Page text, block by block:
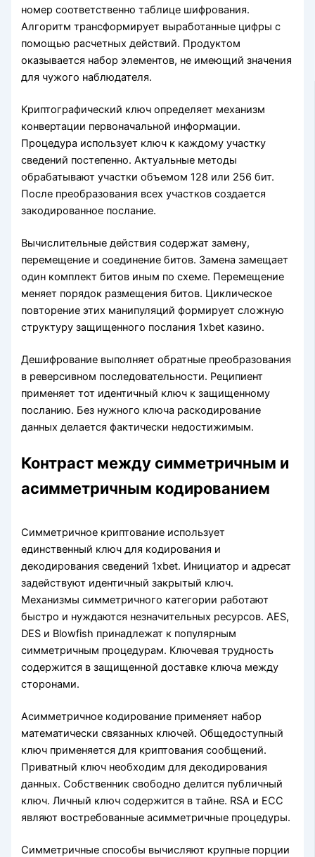
номер соответственно таблице шифрования.
Алгоритм трансформирует выработанные цифры с
помощью расчетных действий. Продуктом
оказывается набор элементов, не имеющий значения
для чужого наблюдателя.
Криптографический ключ определяет механизм
конвертации первоначальной информации.
Процедура использует ключ к каждому участку
сведений постепенно. Актуальные методы
обрабатывают участки объемом 128 или 256 бит.
После преобразования всех участков создается
закодированное послание.
Вычислительные действия содержат замену,
перемещение и соединение битов. Замена замещает
один комплект битов иным по схеме. Перемещение
меняет порядок размещения битов. Циклическое
повторение этих манипуляций формирует сложную
структуру защищенного послания 1xbet казино.
Дешифрование выполняет обратные преобразования
в реверсивном последовательности. Реципиент
применяет тот идентичный ключ к защищенному
посланию. Без нужного ключа раскодирование
данных делается фактически недостижимым.
Контраст между симметричным и
асимметричным кодированием
Симметричное криптование использует
единственный ключ для кодирования и
декодирования сведений 1xbet. Инициатор и адресат
задействуют идентичный закрытый ключ.
Механизмы симметричного категории работают
быстро и нуждаются незначительных ресурсов. AES,
DES и Blowfish принадлежат к популярным
симметричным процедурам. Ключевая трудность
содержится в защищенной доставке ключа между
сторонами.
Асимметричное кодирование применяет набор
математически связанных ключей. Общедоступный
ключ применяется для криптования сообщений.
Приватный ключ необходим для декодирования
данных. Собственник свободно делится публичный
ключ. Личный ключ содержится в тайне. RSA и ECC
являют востребованные асимметричные процедуры.
Симметричные способы вычисляют крупные порции